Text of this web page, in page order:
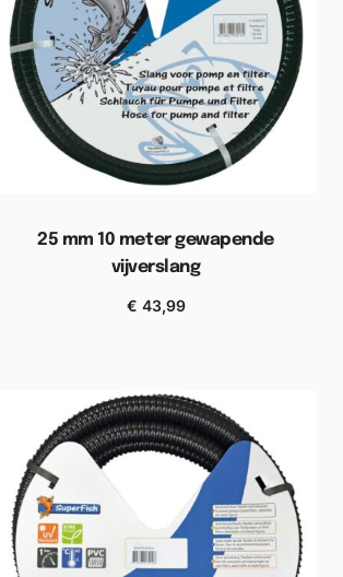
25 mm 10 meter gewapende
vijverslang
€ 43,99